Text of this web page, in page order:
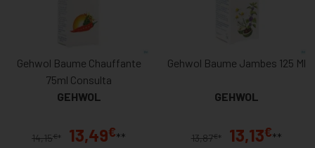
Gehwol Baume Chauffante
75ml Consulta
GEHWOL
14,15€* 13,49€**
Gehwol Baume Jambes 125 Ml
GEHWOL
13,87€ * 13,13€**